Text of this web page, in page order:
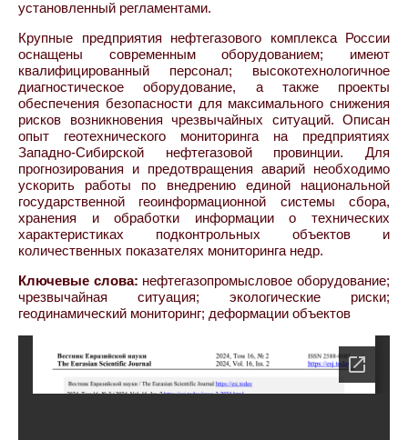
установленный регламентами.
Крупные предприятия нефтегазового комплекса России
оснащены современным оборудованием; имеют
квалифицированный персонал; высокотехнологичное
диагностическое оборудование, а также проекты
обеспечения безопасности для максимального снижения
рисков возникновения чрезвычайных ситуаций. Описан
опыт геотехнического мониторинга на предприятиях
Западно-Сибирской нефтегазовой провинции. Для
прогнозирования и предотвращения аварий необходимо
ускорить работы по внедрению единой национальной
государственной геоинформационной системы сбора,
хранения и обработки информации о технических
характеристиках подконтрольных объектов и
количественных показателях мониторинга недр.
Ключевые слова: нефтегазопромысловое оборудование;
чрезвычайная ситуация; экологические риски;
геодинамический мониторинг; деформации объектов